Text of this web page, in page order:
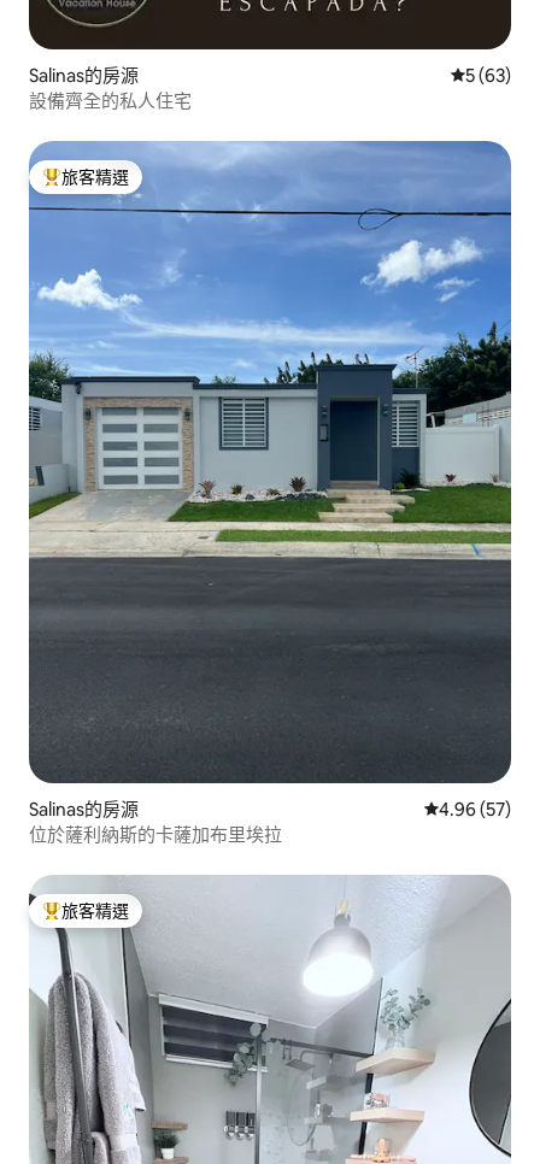
Salinas的房源 從 63 則評
5 (63)
設備齊全的私人住宅
旅客精選榜首
旅客精選
Salinas的房源 從 57 則評價
4.96 (57)
位於薩利納斯的卡薩加布里埃拉
旅客精選榜首
旅客精選